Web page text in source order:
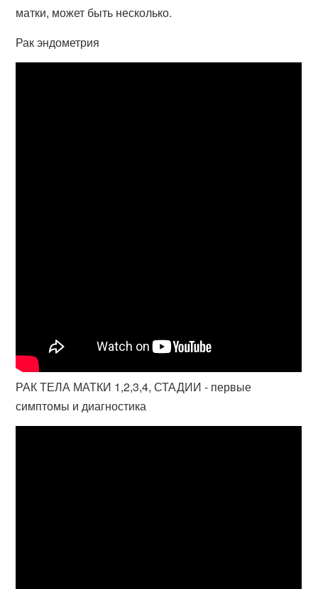
матки, может быть несколько.
Рак эндометрия
РАК ТЕЛА МАТКИ 1,2,3,4, СТАДИИ - первые
симптомы и диагностика